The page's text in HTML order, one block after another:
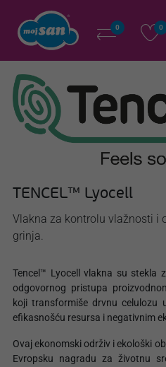
0 0
TENCEL™ Lyocell
Vlakna za kontrolu vlažnosti i
grinja.
Tencel™ Lyocell vlakna su stekla
odgovornog pristupa
koji transformiše drvnu celulozu
efikasnošću resursa i negativnim
Ovaj ekonomski održiv i ekološki
Evropsku nagradu za životnu